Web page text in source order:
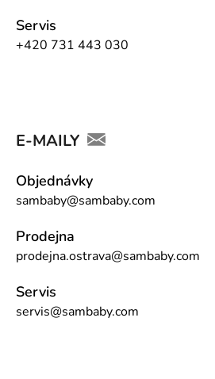
Servis
+420 731 443 030
E-MAILY
Objednávky
sambaby@sambaby.com
Prodejna
prodejna.ostrava@sambaby.com
Servis
servis@sambaby.com